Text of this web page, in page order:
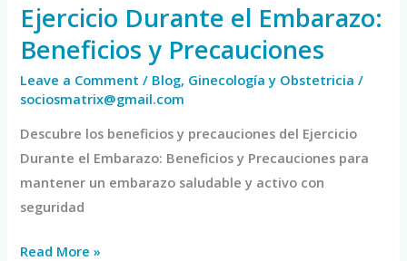
Ejercicio Durante el Embarazo:
Beneficios y Precauciones
Leave a Comment / Blog, Ginecología y Obstetricia /
sociosmatrix@gmail.com
Descubre los beneficios y precauciones del Ejercicio
Durante el Embarazo: Beneficios y Precauciones para
mantener un embarazo saludable y activo con
seguridad
Read More »